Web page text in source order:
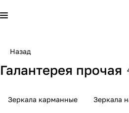
Назад
Галантерея прочая
Зеркала карманные Зеркала